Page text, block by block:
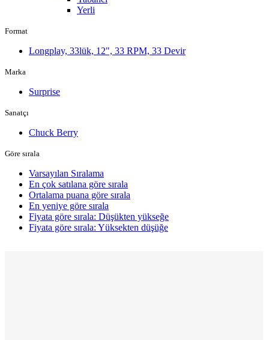
Yerli
Format
Longplay, 33lük, 12", 33 RPM, 33 Devir
Marka
Surprise
Sanatçı
Chuck Berry
Göre sırala
Varsayılan Sıralama
En çok satılana göre sırala
Ortalama puana göre sırala
En yeniye göre sırala
Fiyata göre sırala: Düşükten yükseğe
Fiyata göre sırala: Yüksekten düşüğe